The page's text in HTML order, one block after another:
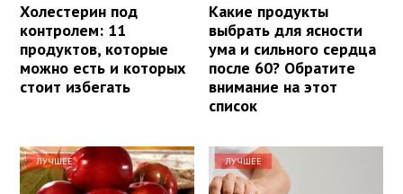
Холестерин под
контролем: 11
продуктов, которые
можно есть и которых
стоит избегать
Какие продукты
выбрать для ясности
ума и сильного сердца
после 60? Обратите
внимание на этот
список
ЛУЧШЕЕ ЛУЧШЕЕ